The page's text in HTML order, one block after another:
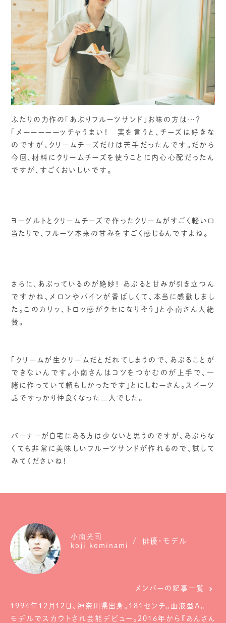
ふたりの力作の「あぶりフルーツサンド」お味の方は…？
「メーーーーーッチャうまい！ 実を言うと、チーズは好きな
のですが、クリームチーズだけは苦手だったんです。だから
今回、材料にクリームチーズを使うことに内心心配だったん
ですが、すごくおいしいです。
ヨーグルトとクリームチーズで作ったクリームがすごく軽い口
当たりで、フルーツ本来の甘みをすごく感じるんですよね。
さらに、あぶっているのが絶妙！ あぶると甘みが引き立つん
ですかね、メロンやパインが香ばしくて、本当に感動しまし
た。このカリッ、トロッ感がクセになりそう」と小南さん大絶
賛。
「クリームが生クリームだとだれてしまうので、あぶることが
できないんです。小南さんはコツをつかむのが上手で、一
緒に作っていて頼もしかったです」とにしむーさん。スイーツ
話ですっかり仲良くなった二人でした。
バーナーが自宅にある方は少ないと思うのですが、あぶらな
くても非常に美味しいフルーツサンドが作れるので、試して
みてくださいね！
小南光司
koji kominami
俳優・モデル
メンバーの記事一覧
1994年12月12日、神奈川県出身。181センチ。血液型A。
モデルでスカウトされ芸能デビュー。2016年から『あんさん